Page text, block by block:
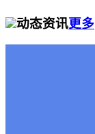
动态资讯更多